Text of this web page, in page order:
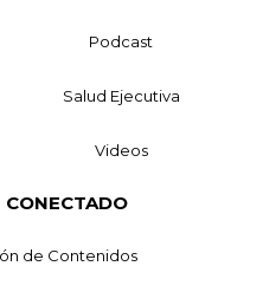
Podcast
Salud Ejecutiva
Videos
CONECTADO
de Contenidos